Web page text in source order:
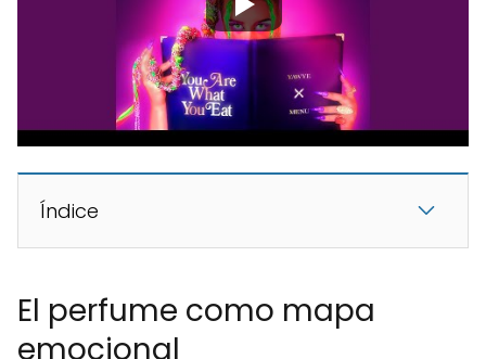
Índice
El perfume como mapa
emocional